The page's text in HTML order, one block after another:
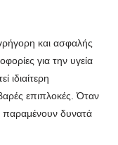
και ασφαλής
για την υγεία
ιδιαίτερη
επιπλοκές. Όταν
παραμένουν δυνατά